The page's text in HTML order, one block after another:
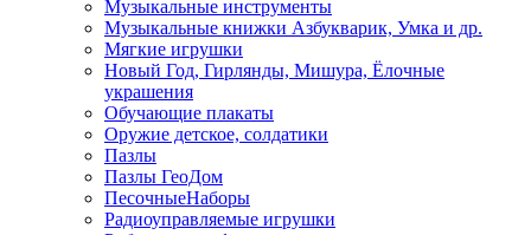
Музыкальные инструменты
Музыкальные книжки Азбукварик, Умка и др.
Мягкие игрушки
Новый Год, Гирлянды, Мишура, Ёлочные
украшения
Обучающие плакаты
Оружие детское, солдатики
Пазлы
Пазлы ГеоДом
ПесочныеНаборы
Радиоуправляемые игрушки